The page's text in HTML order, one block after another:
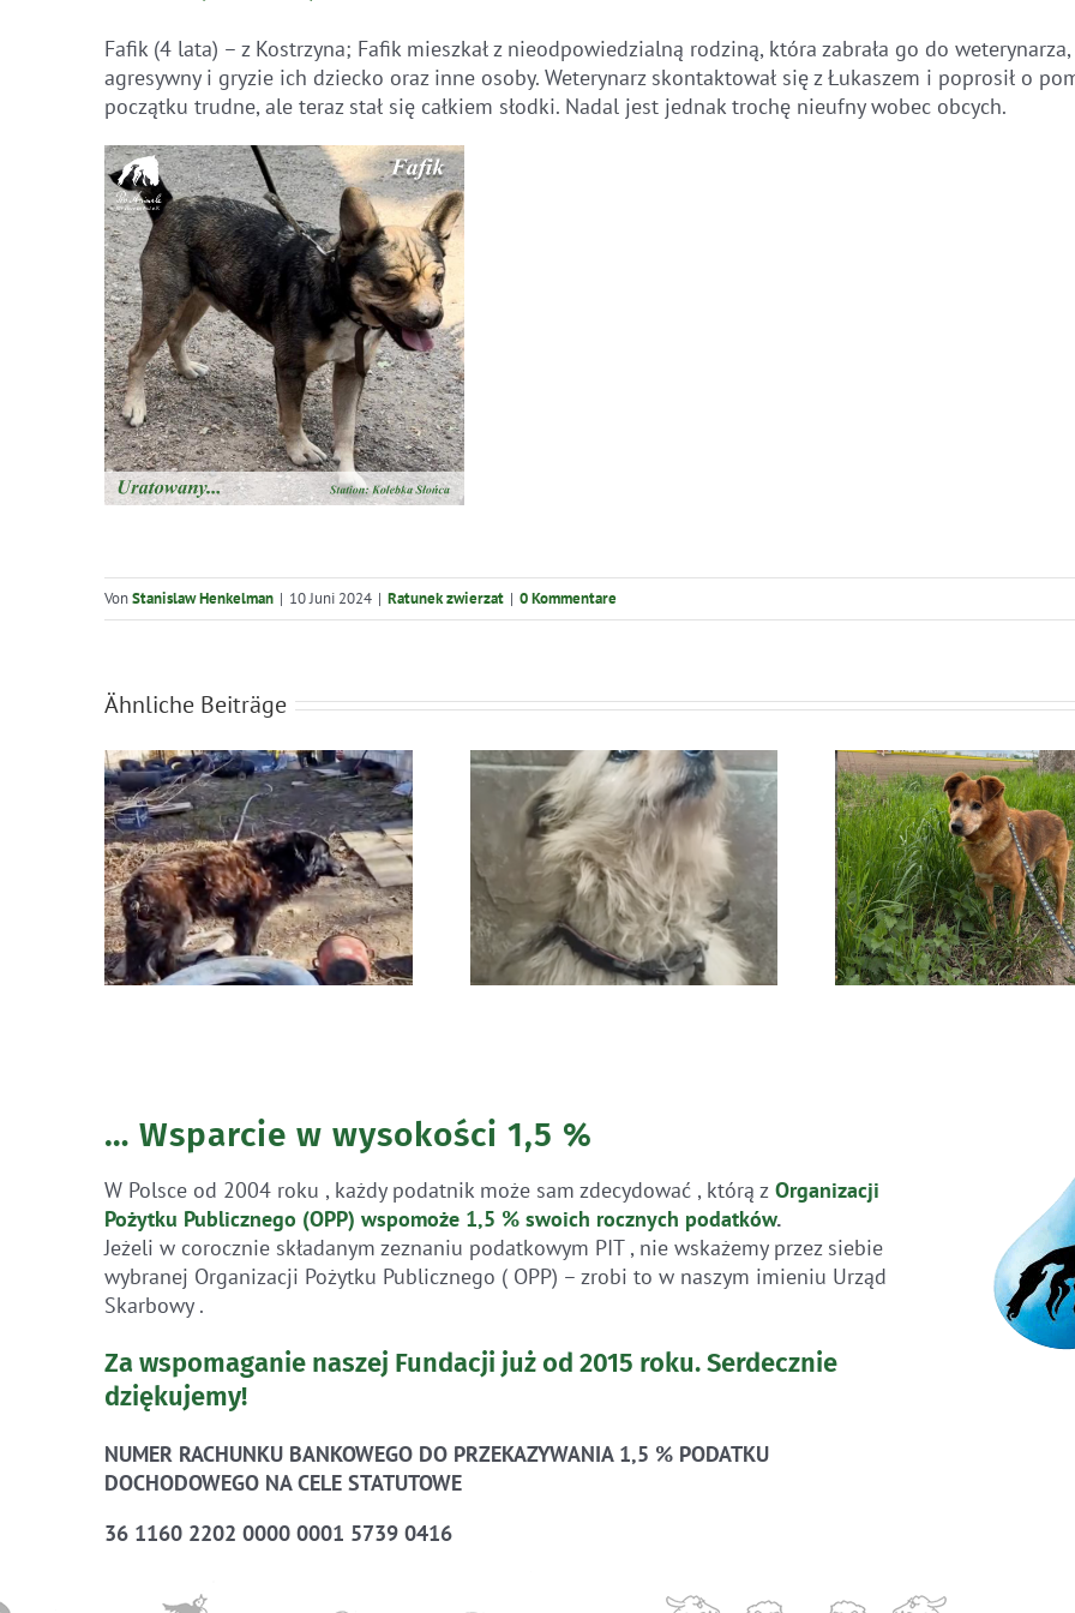
Fafik (4 lata) – z Kostrzyna; Fafik mieszkał z nieodpowiedzialną rodziną, która zabrała go do
agresywny i gryzie ich dziecko oraz inne osoby. Weterynarz skontaktował się z Łukaszem i poprosił o
początku trudne, ale teraz stał się całkiem słodki. Nadal jest jednak trochę nieufny wobec obcych.
VonStanislaw Henkelman | 10 Juni 2024 | Ratunek zwierzat | 0 Kommentare
Ähnliche Beiträge
Błąkała się sama w
lesie
Ratunek Lesia Ratunek
… Wsparcie w wysokości 1,5 %
W Polsce od 2004 roku , każdy podatnik może sam zdecydować , którą zOrganizacji
Pożytku Publicznego (OPP) wspomoże 1,5 % swoich rocznych podatków.
Jeżeli w corocznie składanym zeznaniu podatkowym PIT , nie wskażemy przez siebie
wybranej Organizacji Pożytku Publicznego ( OPP) – zrobi to w naszym imieniu Urząd
Skarbowy .
Za wspomaganie naszej Fundacji już od 2015 roku.Serdecznie
dziękujemy!
NUMER RACHUNKU BANKOWEGO DO PRZEKAZYWANIA 1,5 % PODATKU
DOCHODOWEGO NA CELE STATUTOWE
36 1160 2202 0000 0001 5739 0416